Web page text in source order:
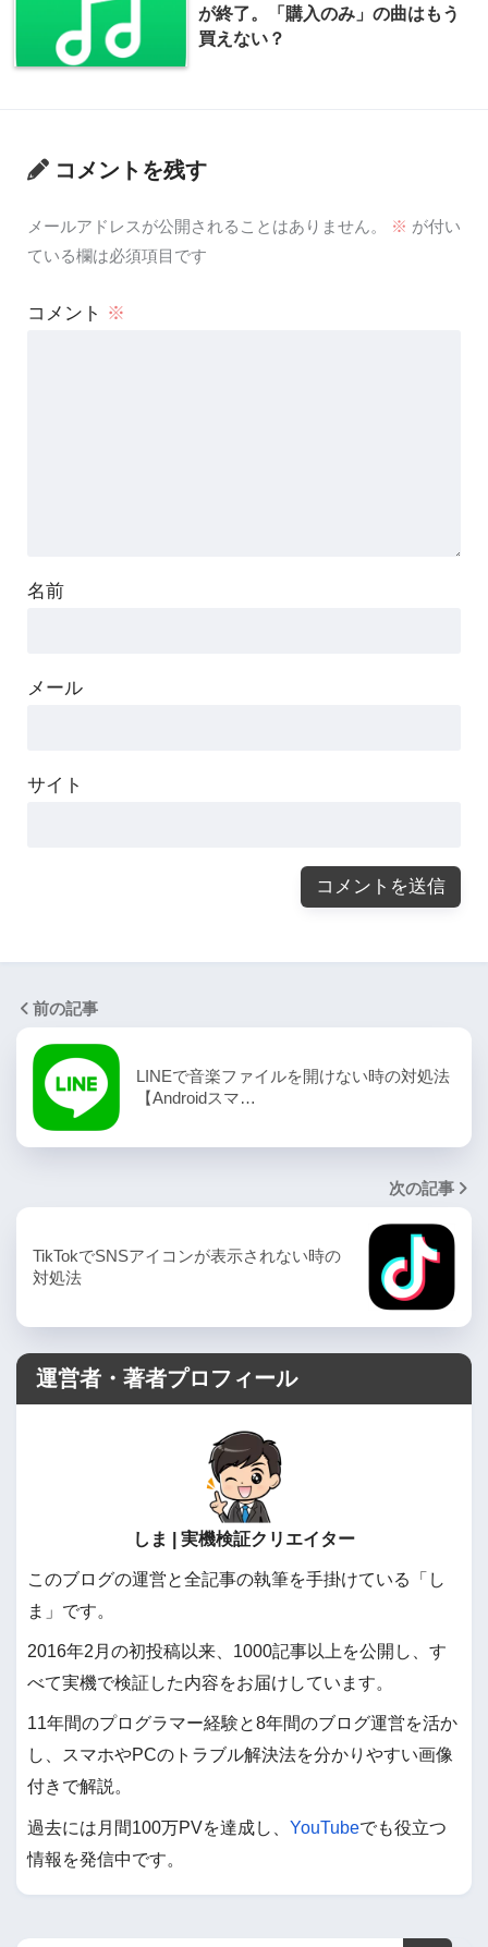
が終了。「購入のみ」の曲はもう
買えない？
コメントを残す
メールアドレスが公開されることはありません。 ※ が付い
ている欄は必須項目です
コメント ※
名前
メール
サイト
前の記事
LINEで音楽ファイルを開けない時の対処法
【Androidスマ…
次の記事
TikTokでSNSアイコンが表示されない時の
対処法
運営者・著者プロフィール
しま | 実機検証クリエイター
このブログの運営と全記事の執筆を手掛けている「し
ま」です。
2016年2月の初投稿以来、1000記事以上を公開し、す
べて実機で検証した内容をお届けしています。
11年間のプログラマー経験と8年間のブログ運営を活か
し、スマホやPCのトラブル解決法を分かりやすい画像
付きで解説。
過去には月間100万PVを達成し、 YouTubeでも役立つ
情報を発信中です。